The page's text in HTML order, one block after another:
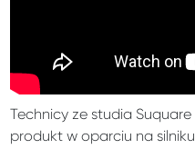
Technicy ze studia
produkt w oparciu na